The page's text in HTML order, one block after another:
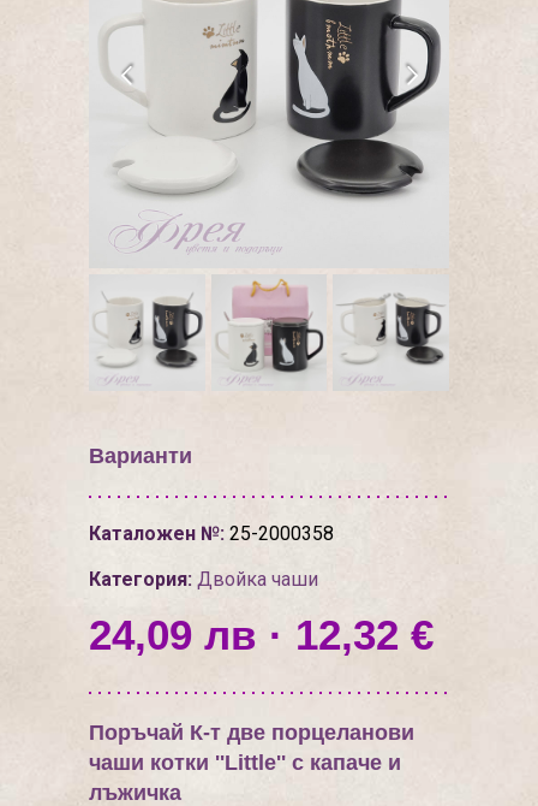
Варианти
Каталожен №: 25-2000358
Категория: Двойкa чаши
24,09 лв · 12,32 €
Поръчай К-т две порцеланови
чаши котки ''Little'' с капаче и
лъжичка